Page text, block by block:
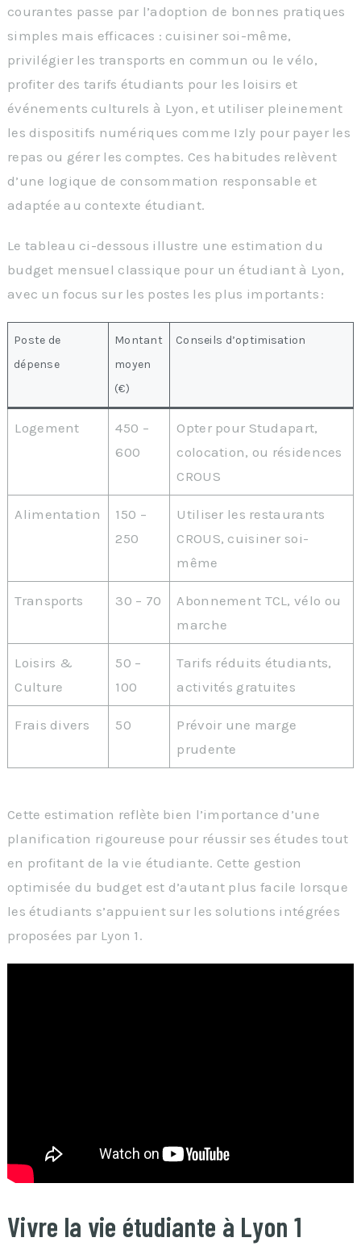
courantes passe par l’adoption de bonnes pratiques
simples mais efficaces : cuisiner soi-même,
privilégier les transports en commun ou le vélo,
profiter des tarifs étudiants pour les loisirs et
événements culturels à Lyon, et utiliser pleinement
les dispositifs numériques comme Izly pour payer les
repas ou gérer les comptes. Ces habitudes relèvent
d’une logique de consommation responsable et
adaptée au contexte étudiant.
Le tableau ci-dessous illustre une estimation du
budget mensuel classique pour un étudiant à Lyon,
avec un focus sur les postes les plus importants :
Poste de
dépense
Montant
moyen
(€)
Conseils d’optimisation
Logement
450 –
600
Opter pour Studapart,
colocation, ou résidences
CROUS
Alimentation
150 –
250
Utiliser les restaurants
CROUS, cuisiner soi-
même
Transports 30 – 70
Abonnement TCL, vélo ou
marche
Loisirs &
Culture
50 –
100
Tarifs réduits étudiants,
activités gratuites
Frais divers 50
Prévoir une marge
prudente
Cette estimation reflète bien l’importance d’une
planification rigoureuse pour réussir ses études tout
en profitant de la vie étudiante. Cette gestion
optimisée du budget est d’autant plus facile lorsque
les étudiants s’appuient sur les solutions intégrées
proposées par Lyon 1.
Vivre la vie étudiante à Lyon 1